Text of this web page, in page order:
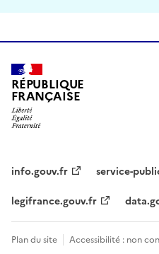
RÉPUBLIQUE
FRANÇAISE
info.gouv.fr
service-
legifrance.gouv.fr
Plan du site Accessibilité : non